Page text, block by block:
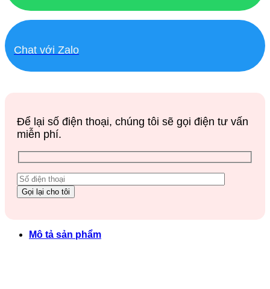
Chat với Zalo
Để lại số điện thoại, chúng tôi sẽ gọi điện tư vấn
miễn phí.
Mô tả sản phẩm